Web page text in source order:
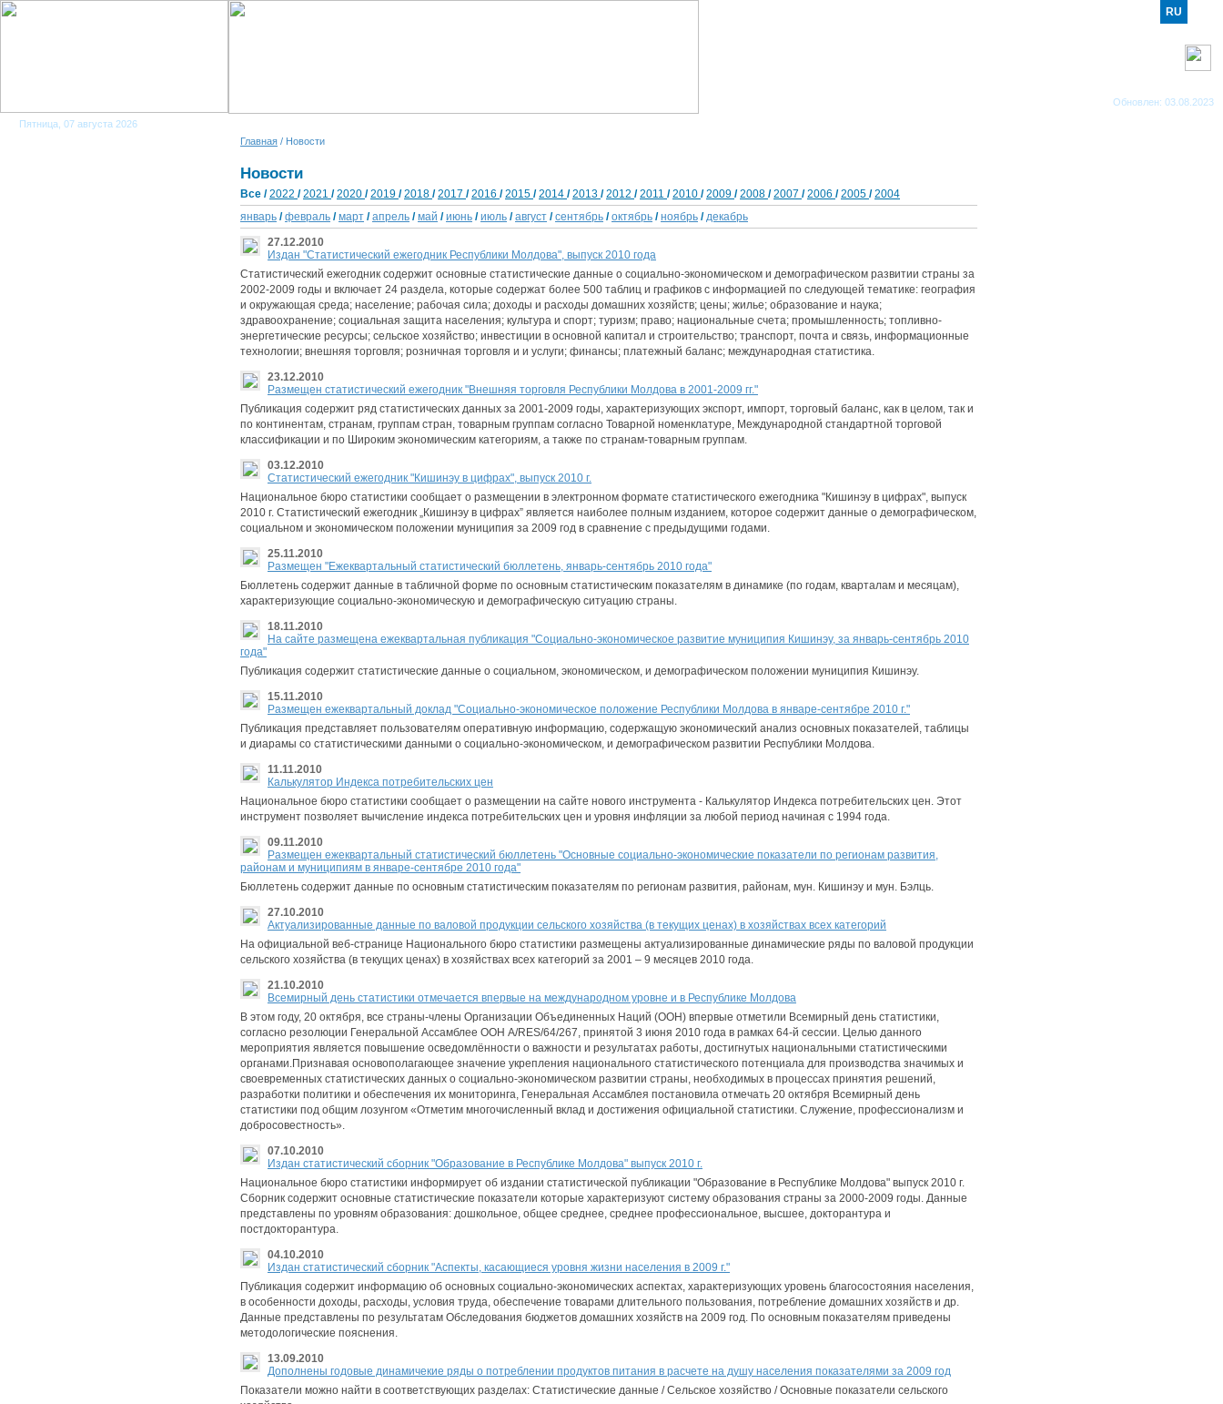
Пятница, 07 августа 2026
RU
Обновлен: 03.08.2023
Главная / Новости
Новости
Все /2022 /2021 /2020 /2019 /2018 /2017 /2016 /2015 /2014 /2013 /2012 /2011 /2010 /2009 /2008 /2007 /2006 /2005 /2004
январь /февраль /март /апрель /май /июнь /июль /август /сентябрь /октябрь /ноябрь /декабрь
27.12.2010
Издан "Статистический ежегодник Республики Молдова", выпуск 2010 года
Статистический ежегодник содержит основные статистические данные о социально-экономическом и демографическом развитии страны за
2002-2009 годы и включает 24 раздела, которые содержат более 500 таблиц и графиков с информацией по следующей тематике: география
и окружающая среда; население; рабочая сила; доходы и расходы домашних хозяйств; цены; жилье; образование и наука;
здравоохранение; социальная защита населения; культура и спорт; туризм; право; национальные счета; промышленность; топливно-
энергетические ресурсы; сельское хозяйство; инвестиции в основной капитал и строительство; транспорт, почта и связь, информационные
технологии; внешняя торговля; розничная торговля и и услуги; финансы; платежный баланс; международная статистика.
23.12.2010
Размещен статистический ежегодник "Внешняя торговля Республики Молдова в 2001-2009 гг."
Публикация содержит ряд статистических данных за 2001-2009 годы, характеризующих экспорт, импорт, торговый баланс, как в целом, так и
по континентам, странам, группам стран, товарным группам согласно Товарной номенклатуре, Международной стандартной торговой
классификации и по Широким экономическим категориям, а также по странам-товарным группам.
03.12.2010
Статистический ежегодник "Кишинэу в цифрах", выпуск 2010 г.
Национальное бюро статистики сообщает о размещении в электронном формате статистического ежегодника "Кишинэу в цифрах", выпуск
2010 г. Статистический ежегодник „Кишинэу в цифрах” является наиболее полным изданием, которое содержит данные о демографическом,
социальном и экономическом положении муниципия за 2009 год в сравнение с предыдущими годами.
25.11.2010
Размещен "Ежеквартальный статистический бюллетень, январь-сентябрь 2010 года"
Бюллетень содержит данные в табличной форме по основным статистическим показателям в динамике (по годам, кварталам и месяцам),
характеризующие социально-экономическую и демографическую ситуацию страны.
18.11.2010
На сайте размещена ежеквартальная публикация "Социально-экономическое развитие муниципия Кишинэу, за январь-сентябрь 2010
года"
Публикация содержит статистические данные о социальном, экономическом, и демографическом положении муниципия Кишинэу.
15.11.2010
Размещен ежеквартальный доклад "Социально-экономическое положение Республики Молдова в январе-сентябре 2010 г."
Публикация представляет пользователям оперативную информацию, содержащую экономический анализ основных показателей, таблицы
и диарамы со статистическими данными о социально-экономическом, и демографическом развитии Республики Молдова.
11.11.2010
Калькулятор Индекса потребительских цен
Национальное бюро статистики сообщает о размещении на сайте нового инструмента - Калькулятор Индекса потребительских цен. Этот
инструмент позволяет вычисление индекса потребительских цен и уровня инфляции за любой период начиная с 1994 года.
09.11.2010
Размещен ежеквартальный статистический бюллетень "Основные социально-экономические показатели по регионам развития,
районам и муниципиям в январе-сентябре 2010 года"
Бюллетень содержит данные по основным статистическим показателям по регионам развития, районам, мун. Кишинэу и мун. Бэлць.
27.10.2010
Aктуализированные данные по валовой продукции сельского хозяйства (в текущих ценах) в хозяйствах всех категорий
На официальной веб-странице Национального бюро статистики размещены актуализированные динамические ряды по валовой продукции
сельского хозяйства (в текущих ценах) в хозяйствах всех категорий за 2001 – 9 месяцев 2010 года.
21.10.2010
Всемирный день статистики отмечается впервые на международном уровне и в Республике Молдова
В этом году, 20 октября, все страны-члены Организации Объединенных Наций (ООН) впервые отметили Всемирный день статистики,
согласно резолюции Генеральной Ассамблее ООН A/RES/64/267, принятой 3 июня 2010 года в рамках 64-й сессии. Целью данного
мероприятия является повышение осведомлённости о важности и результатах работы, достигнутых национальными статистическими
органами.Признавая основополагающее значение укрепления национального статистического потенциала для производства значимых и
своевременных статистических данных о социально-экономическом развитии страны, необходимых в процессах принятия решений,
разработки политики и обеспечения их мониторинга, Генеральная Ассамблея постановила отмечать 20 октября Всемирный день
статистики под общим лозунгом «Отметим многочисленный вклад и достижения официальной статистики. Служение, профессионализм и
добросовестность».
07.10.2010
Издан статистический сборник "Образование в Республике Молдова" выпуск 2010 г.
Национальное бюро статистики информирует об издании статистической публикации "Образование в Республике Молдова" выпуск 2010 г.
Сборник содержит основные статистические показатели которые характеризуют систему образования страны за 2000-2009 годы. Данные
представлены по уровням образования: дошкольное, общее среднее, среднее профессиональное, высшее, докторантура и
постдокторантура.
04.10.2010
Издан статистический сборник "Аспекты, касающиеся уровня жизни населения в 2009 г."
Публикация содержит информацию об основных социально-экономических аспектах, характеризующих уровень благосостояния населения,
в особенности доходы, расходы, условия труда, обеспечение товарами длительного пользования, потребление домашних хозяйств и др.
Данные представлены по результатам Обследования бюджетов домашних хозяйств на 2009 год. По основным показателям приведены
методологические пояснения.
13.09.2010
Дополнены годовые динамичекие ряды о потреблении продуктов питания в расчете на душу населения показателями за 2009 год
Показатели можно найти в соответствующих разделах: Статистические данные / Сельское хозяйство / Основные показатели сельского